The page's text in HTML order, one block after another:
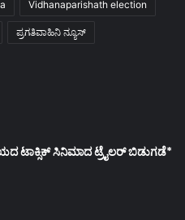
Vidhanaparishath election
ಪ್ರಗತಿವಾಹಿನಿ ನ್ಯೂಸ್
ಸಿನಿಮಾದ ಟ್ರೈಲರ್ ಬಿಡುಗಡೆ*